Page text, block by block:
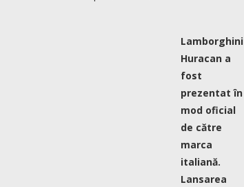
Lamborghini
Huracan a
fost
prezentat în
mod oficial
de către
marca
italiană.
Lansarea